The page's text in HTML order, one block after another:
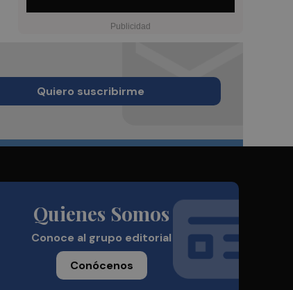
Quiero suscribirme
Quienes Somos
Conoce al grupo editorial
Conócenos